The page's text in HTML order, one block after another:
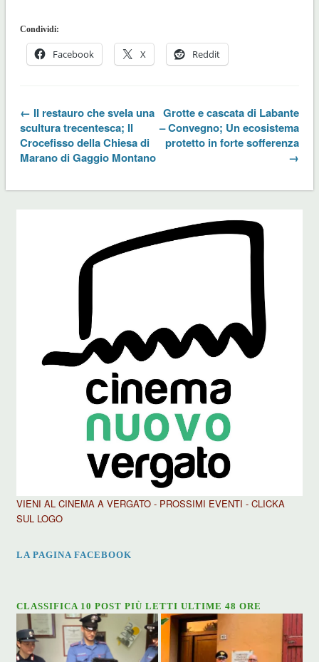
Condividi:
Facebook X Reddit
← II restauro che svela una
scultura trecentesca; Il
Crocefisso della Chiesa di
Marano di Gaggio Montano
Grotte e cascata di Labante
– Convegno; Un ecosistema
protetto in forte sofferenza
→
VIENI AL CINEMA A VERGATO - PROSSIMI EVENTI - CLICKA
SUL LOGO
LA PAGINA FACEBOOK
CLASSIFICA 10 POST PIÙ LETTI ULTIME 48 ORE